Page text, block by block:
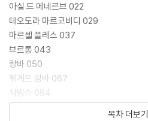
아실 드 메네르브 022
테오도라 마르코비디 029
마르셀 플레스 037
브르통 043
랑바 050
위게트 랑바 067
샤방스 084
브라사이 093
목차 더보기